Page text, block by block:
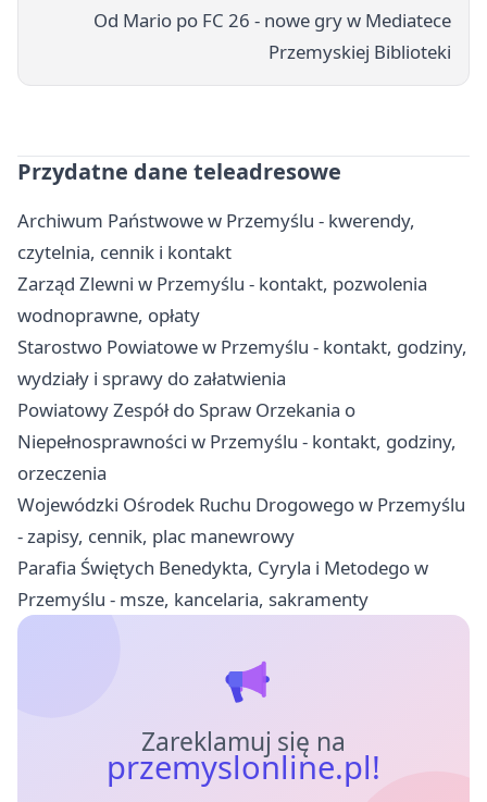
Od Mario po FC 26 - nowe gry w Mediatece
Przemyskiej Biblioteki
Przydatne dane teleadresowe
Archiwum Państwowe w Przemyślu - kwerendy,
czytelnia, cennik i kontakt
Zarząd Zlewni w Przemyślu - kontakt, pozwolenia
wodnoprawne, opłaty
Starostwo Powiatowe w Przemyślu - kontakt, godziny,
wydziały i sprawy do załatwienia
Powiatowy Zespół do Spraw Orzekania o
Niepełnosprawności w Przemyślu - kontakt, godziny,
orzeczenia
Wojewódzki Ośrodek Ruchu Drogowego w Przemyślu
- zapisy, cennik, plac manewrowy
Parafia Świętych Benedykta, Cyryla i Metodego w
Przemyślu - msze, kancelaria, sakramenty
Zareklamuj się na
przemyslonline.pl!